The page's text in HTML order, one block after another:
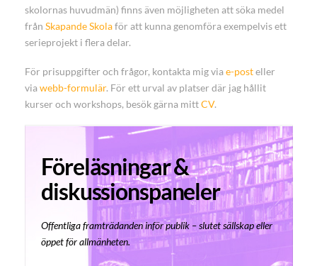
skolornas huvudmän) finns även möjligheten att söka medel
från Skapande Skolaför att kunna genomföra exempelvis ett
serieprojekt i flera delar.
För prisuppgifter och frågor, kontakta mig viae-posteller
viawebb-formulär. För ett urval av platser där jag hållit
kurser och workshops, besök gärna mittCV.
Föreläsningar &
diskussionspaneler
Offentliga framträdanden inför publik – slutet sällskap eller
öppet för allmänheten.